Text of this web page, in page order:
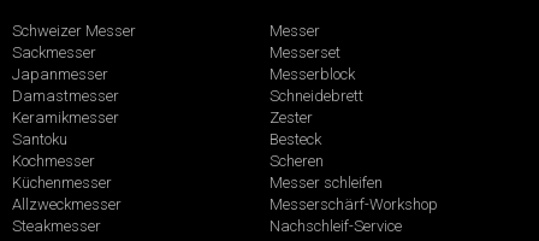
Schweizer Messer
Sackmesser
Japanmesser
Damastmesser
Keramikmesser
Santoku
Kochmesser
Küchenmesser
Allzweckmesser
Steakmesser
Messer
Messerset
Messerblock
Schneidebrett
Zester
Besteck
Scheren
Messer schleifen
Messerschärf-Workshop
Nachschleif-Service